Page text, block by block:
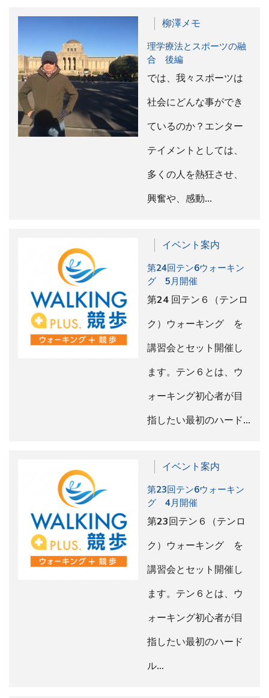
柳澤メモ
理学療法とスポーツの融
合 後編
では、我々スポーツは
社会にどんな事ができ
ているのか？エンター
テイメントとしては、
多くの人を熱狂させ、
興奮や、感動…
イベント案内
第24回テン6ウォーキン
グ 5月開催
第24 回テン６（テンロ
ク）ウォーキング を
講習会とセット開催し
ます。テン６とは、ウ
ォーキング初心者が目
指したい最初のハード…
イベント案内
第23回テン6ウォーキン
グ 4月開催
第23回テン６（テンロ
ク）ウォーキング を
講習会とセット開催し
ます。テン６とは、ウ
ォーキング初心者が目
指したい最初のハード
ル…